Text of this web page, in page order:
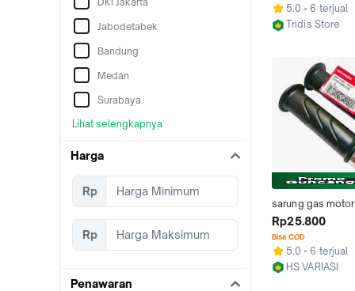
Jabodetabek
Bandung
Medan
Surabaya
Lihat selengkapnya
Harga
Rp
Rp
Penawaran
5.0
6 terjual
Tridis Store
sarung gas
motor ORI PLUS
STANG PCX
UNIVERSAL
beat Vario
beat old vario 125
Rp25.800
Bisa COD
5.0
6 terjual
HS VARIASI